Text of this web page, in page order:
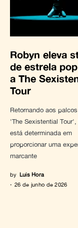
Robyn eleva
de estrela
a The
Tour
Retornando aos
'The Sexistential
está determinada em
proporcionar uma
marcante
by Luis Hora
26 de junho de 2026